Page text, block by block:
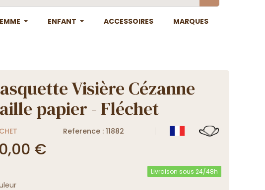
ENFANT ACCESSOIRES MARQUES
Visière Cézanne
papier - Fléchet
Reference : 11882
€
Livraison sous 24/48h